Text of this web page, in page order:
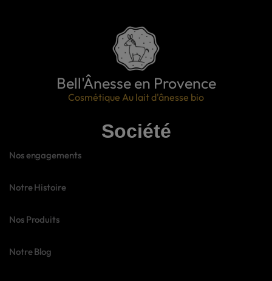
Bell'Ânesse en Provence
Cosmétique Au lait d'ânesse bio
Société
Nos engagements
Notre Histoire
Nos Produits
Notre Blog